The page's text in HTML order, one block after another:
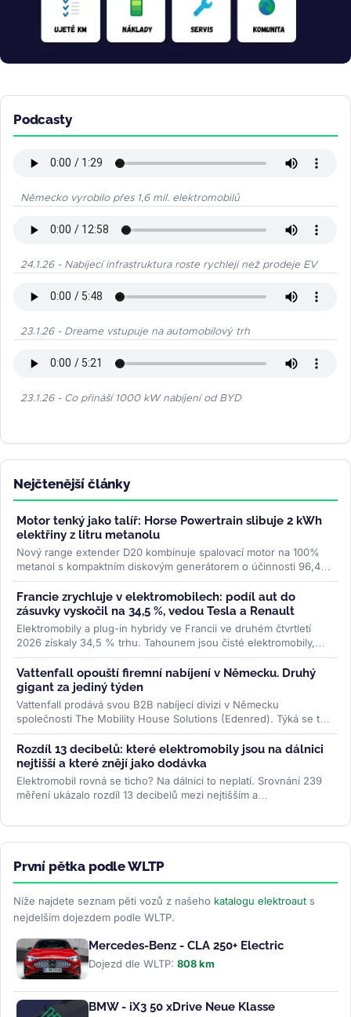
Podcasty
Německo vyrobilo přes 1,6 mil. elektromobilů
24.1.26 - Nabíjecí infrastruktura roste rychleji než prodeje EV
23.1.26 - Dreame vstupuje na automobilový trh
23.1.26 - Co přináší 1000 kW nabíjení od BYD
Nejčtenější články
Motor tenký jako talíř: Horse Powertrain slibuje 2 kWh
elektřiny z litru metanolu
Nový range extender D20 kombinuje spalovací motor na 100%
metanol s kompaktním diskovým generátorem o účinnosti 96,4
%. Firma slibuje studený...>>
Francie zrychluje v elektromobilech: podíl aut do
zásuvky vyskočil na 34,5 %, vedou Tesla a Renault
Elektromobily a plug-in hybridy ve Francii ve druhém čtvrtletí
2026 získaly 34,5 % trhu. Tahounem jsou čisté elektromobily,
jejichž registrace...>>
Vattenfall opouští firemní nabíjení v Německu. Druhý
gigant za jediný týden
Vattenfall prodává svou B2B nabíjecí divizi v Německu
společnosti The Mobility House Solutions (Edenred). Týká se to
10 000 nabíjecích...>>
Rozdíl 13 decibelů: které elektromobily jsou na dálnici
nejtišší a které znějí jako dodávka
Elektromobil rovná se ticho? Na dálnici to neplatí. Srovnání 239
měření ukázalo rozdíl 13 decibelů mezi nejtišším a
První pětka podle WLTP
Níže najdete seznam pěti vozů z našeho katalogu elektroaut s
nejdelším dojezdem podle WLTP.
Mercedes-Benz - CLA 250+ Electric
Dojezd dle WLTP: 808 km
BMW - iX3 50 xDrive Neue Klasse